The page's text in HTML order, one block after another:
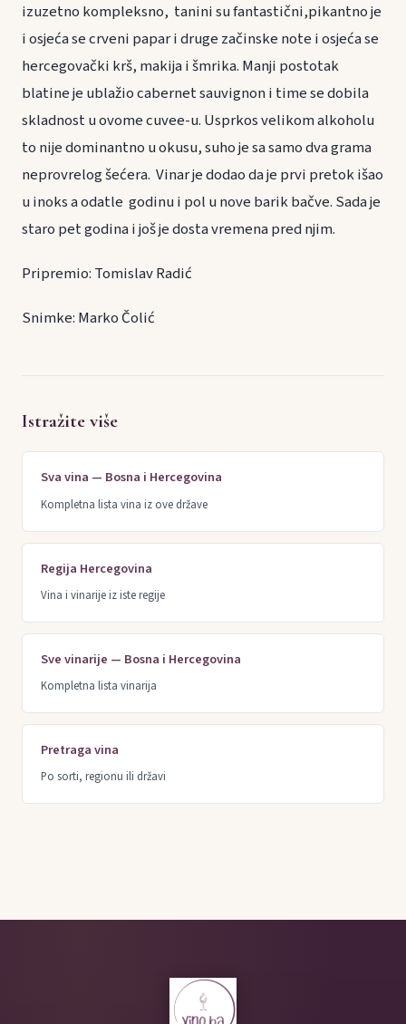
izuzetno kompleksno, tanini su fantastični,pikantno je
i osjeća se crveni papar i druge začinske note i osjeća se
hercegovački krš, makija i šmrika. Manji postotak
blatine je ublažio cabernet sauvignon i time se dobila
skladnost u ovome cuvee-u. Usprkos velikom alkoholu
to nije dominantno u okusu, suho je sa samo dva grama
neprovrelog šećera. Vinar je dodao da je prvi pretok išao
u inoks a odatle godinu i pol u nove barik bačve. Sada je
staro pet godina i još je dosta vremena pred njim.
Pripremio: Tomislav Radić
Snimke: Marko Čolić
Istražite više
Sva vina — Bosna i Hercegovina
Kompletna lista vina iz ove države
Regija Hercegovina
Vina i vinarije iz iste regije
Sve vinarije — Bosna i Hercegovina
Kompletna lista vinarija
Pretraga vina
Po sorti, regionu ili državi